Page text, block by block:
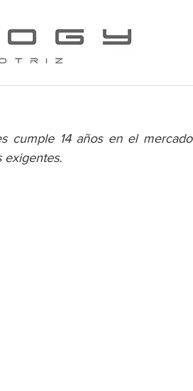
cumple 14 años en el mercado
exigentes.